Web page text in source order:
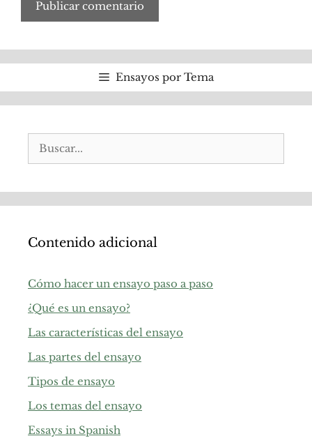
Ensayos por Tema
Buscar:
Contenido adicional
Cómo hacer un ensayo paso a paso
¿Qué es un ensayo?
Las características del ensayo
Las partes del ensayo
Tipos de ensayo
Los temas del ensayo
Essays in Spanish